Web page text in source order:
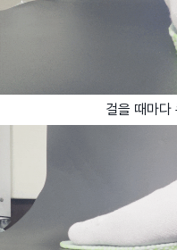
걸을 때마다